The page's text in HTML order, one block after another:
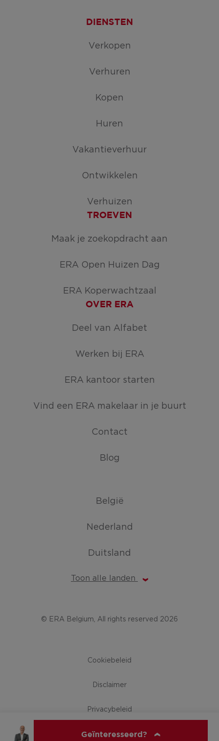
Geïnteresseerd?
DIENSTEN
Verkopen
Verhuren
Kopen
Huren
Vakantieverhuur
Ontwikkelen
Verhuizen
TROEVEN
Maak je zoekopdracht aan
ERA Open Huizen Dag
ERA Koperwachtzaal
OVER ERA
Deel van Alfabet
Werken bij ERA
ERA kantoor starten
Vind een ERA makelaar in je buurt
Contact
Blog
België
Nederland
Duitsland
Toon alle landen
© ERA Belgium, All rights reserved 2026
Cookiebeleid
Disclaimer
Privacybeleid